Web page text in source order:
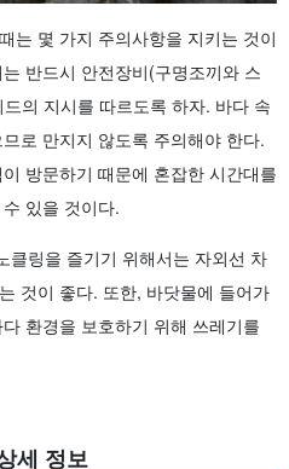
는 몇 가지 주의사항을 지키는 것이
반드시 안전장비(구명조끼와 스
의 지시를 따르도록 하자. 바다 속
로 만지지 않도록 주의해야 한다.
방문하기 때문에 혼잡한 시간대를
있을 것이다.
클링을 즐기기 위해서는 자외선 차
것이 좋다. 또한, 바닷물에 들어가
환경을 보호하기 위해 쓰레기를
세 정보